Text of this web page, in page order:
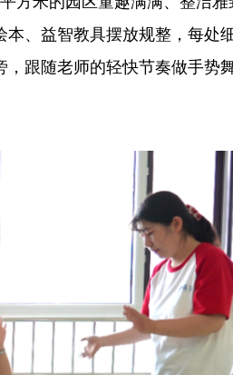
、益智教具摆放规整，每处
跟随老师的轻快节奏做手势舞